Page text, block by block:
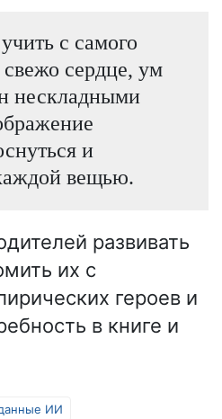
с самого
свежо сердце, ум
нескладными
и
вещью.
развивать
их с
героев и
в книге и
ИИ